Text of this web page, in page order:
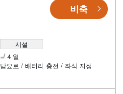
비축
시설
4 열
담요로 / 배터리 충전 / 좌석 지정